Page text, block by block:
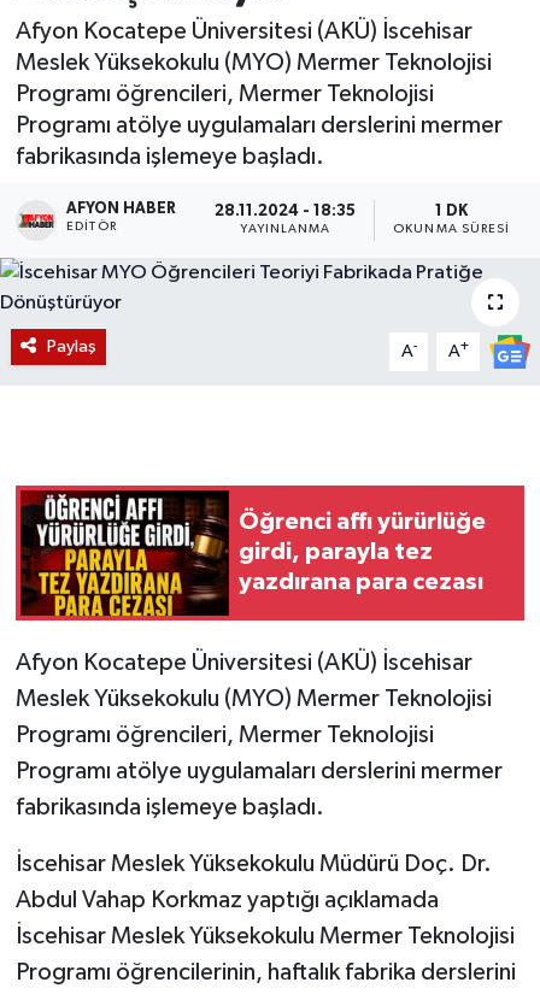
Afyon Kocatepe Üniversitesi (AKÜ) İscehisar
Meslek Yüksekokulu (MYO) Mermer Teknolojisi
Programı öğrencileri, Mermer Teknolojisi
Programı atölye uygulamaları derslerini mermer
fabrikasında işlemeye başladı.
AFYON HABER
EDITÖR
28.11.2024 - 18:35
YAYINLANMA
1 DK
OKUNMA SÜRESI
Paylaş A- A+
Öğrenci affı yürürlüğe
girdi, parayla tez
yazdırana para cezası
Afyon Kocatepe Üniversitesi (AKÜ) İscehisar
Meslek Yüksekokulu (MYO) Mermer Teknolojisi
Programı öğrencileri, Mermer Teknolojisi
Programı atölye uygulamaları derslerini mermer
fabrikasında işlemeye başladı.
İscehisar Meslek Yüksekokulu Müdürü Doç. Dr.
Abdul Vahap Korkmaz yaptığı açıklamada
İscehisar Meslek Yüksekokulu Mermer Teknolojisi
Programı öğrencilerinin, haftalık fabrika derslerini
Ekonomi
Magazin
Etkinlikler